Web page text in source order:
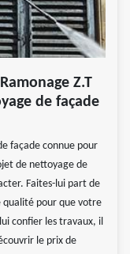
Z.T
de façade
façade connue pour
de nettoyage de
Faites-lui part de
pour que votre
confier les travaux, il
le prix de